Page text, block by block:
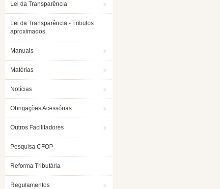
Lei da Transparência
Lei da Transparência - Tributos
aproximados
Manuais
Matérias
Notícias
Obrigações Acessórias
Outros Facilitadores
Pesquisa CFOP
Reforma Tributária
Regulamentos